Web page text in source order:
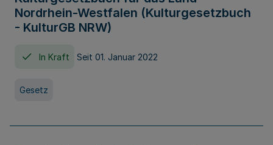
Nordrhein-Westfalen (Kulturgesetzbuch
- KulturGB NRW)
In Kraft Seit 01. Januar 2022
Gesetz